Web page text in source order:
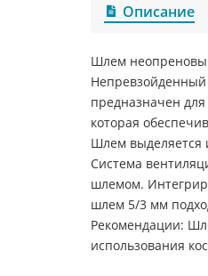
Описание
Шлем неопреновый
Непревзойденный
предназначен
которая
Шлем выделяется
Система
шлемом.
шлем 5/3 мм
Рекомендации:
использования